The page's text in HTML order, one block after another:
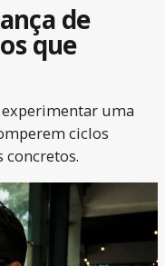
de
que
uma
ciclos
concretos.